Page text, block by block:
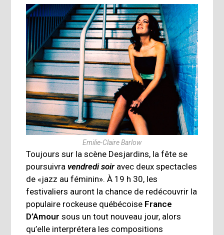
Emilie-Claire Barlow
Toujours sur la scène Desjardins, la fête se
poursuivra vendredi soiravec deux spectacles
de «jazz au féminin». À 19 h 30, les
festivaliers auront la chance de redécouvrir la
populaire rockeuse québécoise France
D’Amour sous un tout nouveau jour, alors
qu’elle interprétera les compositions